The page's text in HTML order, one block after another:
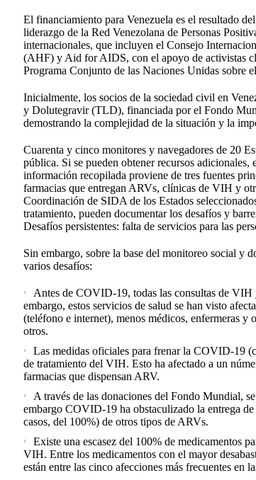
El financiamiento para Venezuela es el resultado
liderazgo de la Red Venezolana de Personas
internacionales, que incluyen el Consejo
(AHF) y Aid for AIDS, con el apoyo de activistas
Programa Conjunto de las Naciones Unidas
Inicialmente, los socios de la sociedad civil en
y Dolutegravir (TLD), financiada por el Fondo
demostrando la complejidad de la situación y la
Cuarenta y cinco monitores y navegadores de 20
pública. Si se pueden obtener recursos
información recopilada proviene de tres fuentes
farmacias que entregan ARVs, clínicas de VIH y
Coordinación de SIDA de los Estados
tratamiento, pueden documentar los desafíos y
Desafíos persistentes: falta de servicios para las
Sin embargo, sobre la base del monitoreo social y
varios desafíos:
Antes de COVID-19, todas las consultas de VIH
embargo, estos servicios de salud se han visto
(teléfono e internet), menos médicos, enfermeras y
otros.
Las medidas oficiales para frenar la COVID-19
de tratamiento del VIH. Esto ha afectado a un
farmacias que dispensan ARV.
A través de las donaciones del Fondo Mundial,
embargo COVID-19 ha obstaculizado la entrega
casos, del 100%) de otros tipos de ARVs.
Existe una escasez del 100% de medicamentos
VIH. Entre los medicamentos con el mayor
están entre las cinco afecciones más frecuentes en